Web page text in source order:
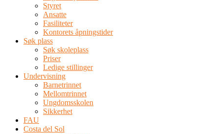
Styret
Ansatte
Fasiliteter
Kontorets åpningstider
Søk plass
Søk skoleplass
Priser
Ledige stillinger
Undervisning
Barnetrinnet
Mellomtrinnet
Ungdomsskolen
Sikkerhet
FAU
Costa del Sol